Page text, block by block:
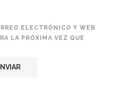
ELECTRÓNICO Y WEB
LA PRÓXIMA VEZ QUE